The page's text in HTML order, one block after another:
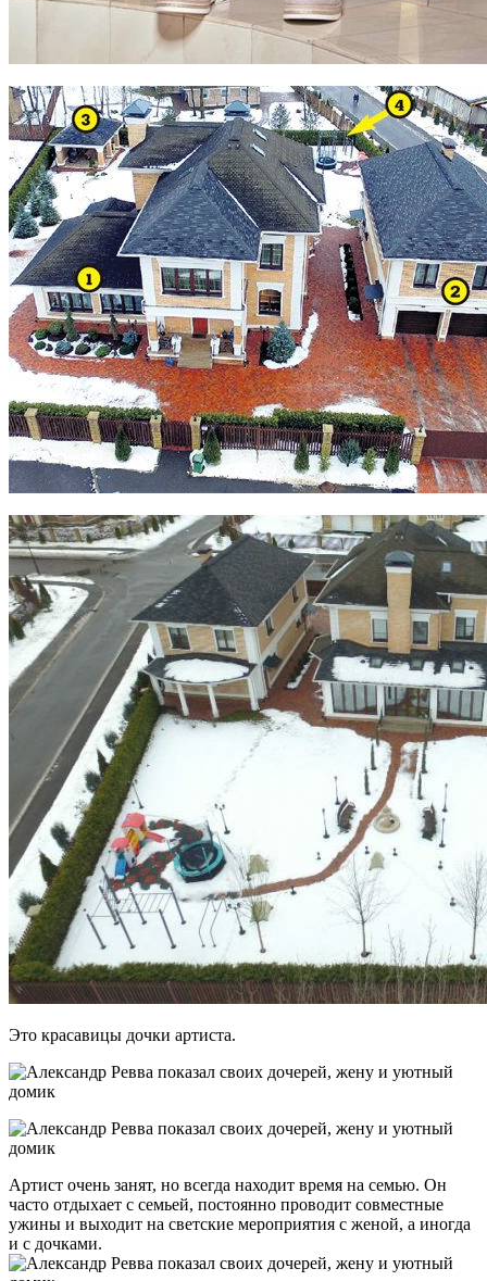
Это красавицы дочки артиста.
Артист очень занят, но всегда находит время на семью. Он
часто отдыхает с семьей, постоянно проводит совместные
ужины и выходит на светские мероприятия с женой, а иногда
и с дочками.